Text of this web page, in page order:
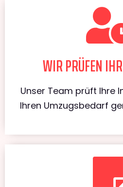
WIR PRÜFEN
Unser Team prüft Ihre
Ihren Umzugsbedarf